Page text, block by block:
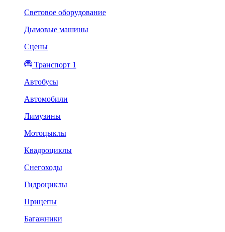
Световое оборудование
Дымовые машины
Сцены
Транспорт 1
Автобусы
Автомобили
Лимузины
Мотоцыклы
Квадроциклы
Снегоходы
Гидроциклы
Прицепы
Багажники